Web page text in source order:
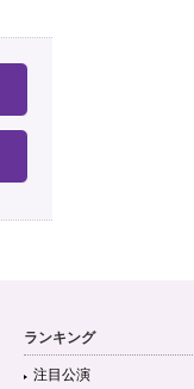
ランキング
注目公演